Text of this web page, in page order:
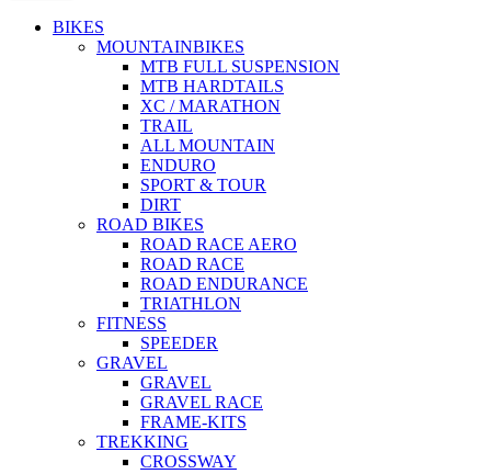
BIKES
MOUNTAINBIKES
MTB FULL SUSPENSION
MTB HARDTAILS
XC / MARATHON
TRAIL
ALL MOUNTAIN
ENDURO
SPORT & TOUR
DIRT
ROAD BIKES
ROAD RACE AERO
ROAD RACE
ROAD ENDURANCE
TRIATHLON
FITNESS
SPEEDER
GRAVEL
GRAVEL
GRAVEL RACE
FRAME-KITS
TREKKING
CROSSWAY